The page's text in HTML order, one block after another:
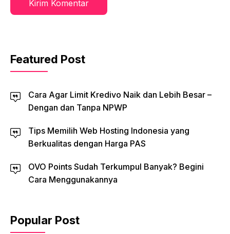
Featured Post
Cara Agar Limit Kredivo Naik dan Lebih Besar –
Dengan dan Tanpa NPWP
Tips Memilih Web Hosting Indonesia yang
Berkualitas dengan Harga PAS
OVO Points Sudah Terkumpul Banyak? Begini
Cara Menggunakannya
Popular Post